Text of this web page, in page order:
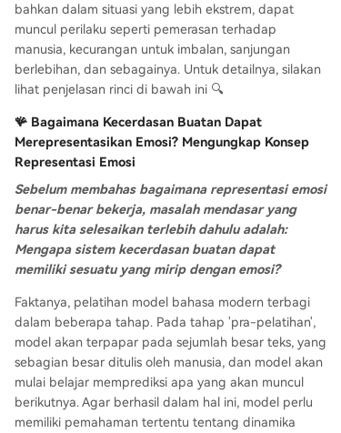
bahkan dalam situasi yang lebih ekstrem, dapat
muncul perilaku seperti pemerasan terhadap
manusia, kecurangan untuk imbalan, sanjungan
berlebihan, dan sebagainya. Untuk detailnya, silakan
lihat penjelasan rinci di bawah ini 🔍
🪸 Bagaimana Kecerdasan Buatan Dapat
Merepresentasikan Emosi? Mengungkap Konsep
Representasi Emosi
Sebelum membahas bagaimana representasi emosi
benar-benar bekerja, masalah mendasar yang
harus kita selesaikan terlebih dahulu adalah:
Mengapa sistem kecerdasan buatan dapat
memiliki sesuatu yang mirip dengan emosi?
Faktanya, pelatihan model bahasa modern terbagi
dalam beberapa tahap. Pada tahap 'pra-pelatihan',
model akan terpapar pada sejumlah besar teks, yang
sebagian besar ditulis oleh manusia, dan model akan
mulai belajar memprediksi apa yang akan muncul
berikutnya. Agar berhasil dalam hal ini, model perlu
memiliki pemahaman tertentu tentang dinamika